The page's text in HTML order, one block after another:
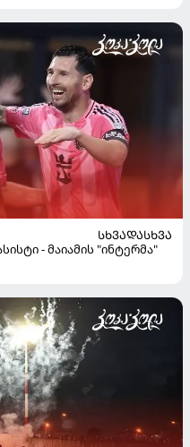
ᲡᲮᲕᲐᲓᲐᲡᲮᲕᲐ
- მაიამის "ინტერმა"